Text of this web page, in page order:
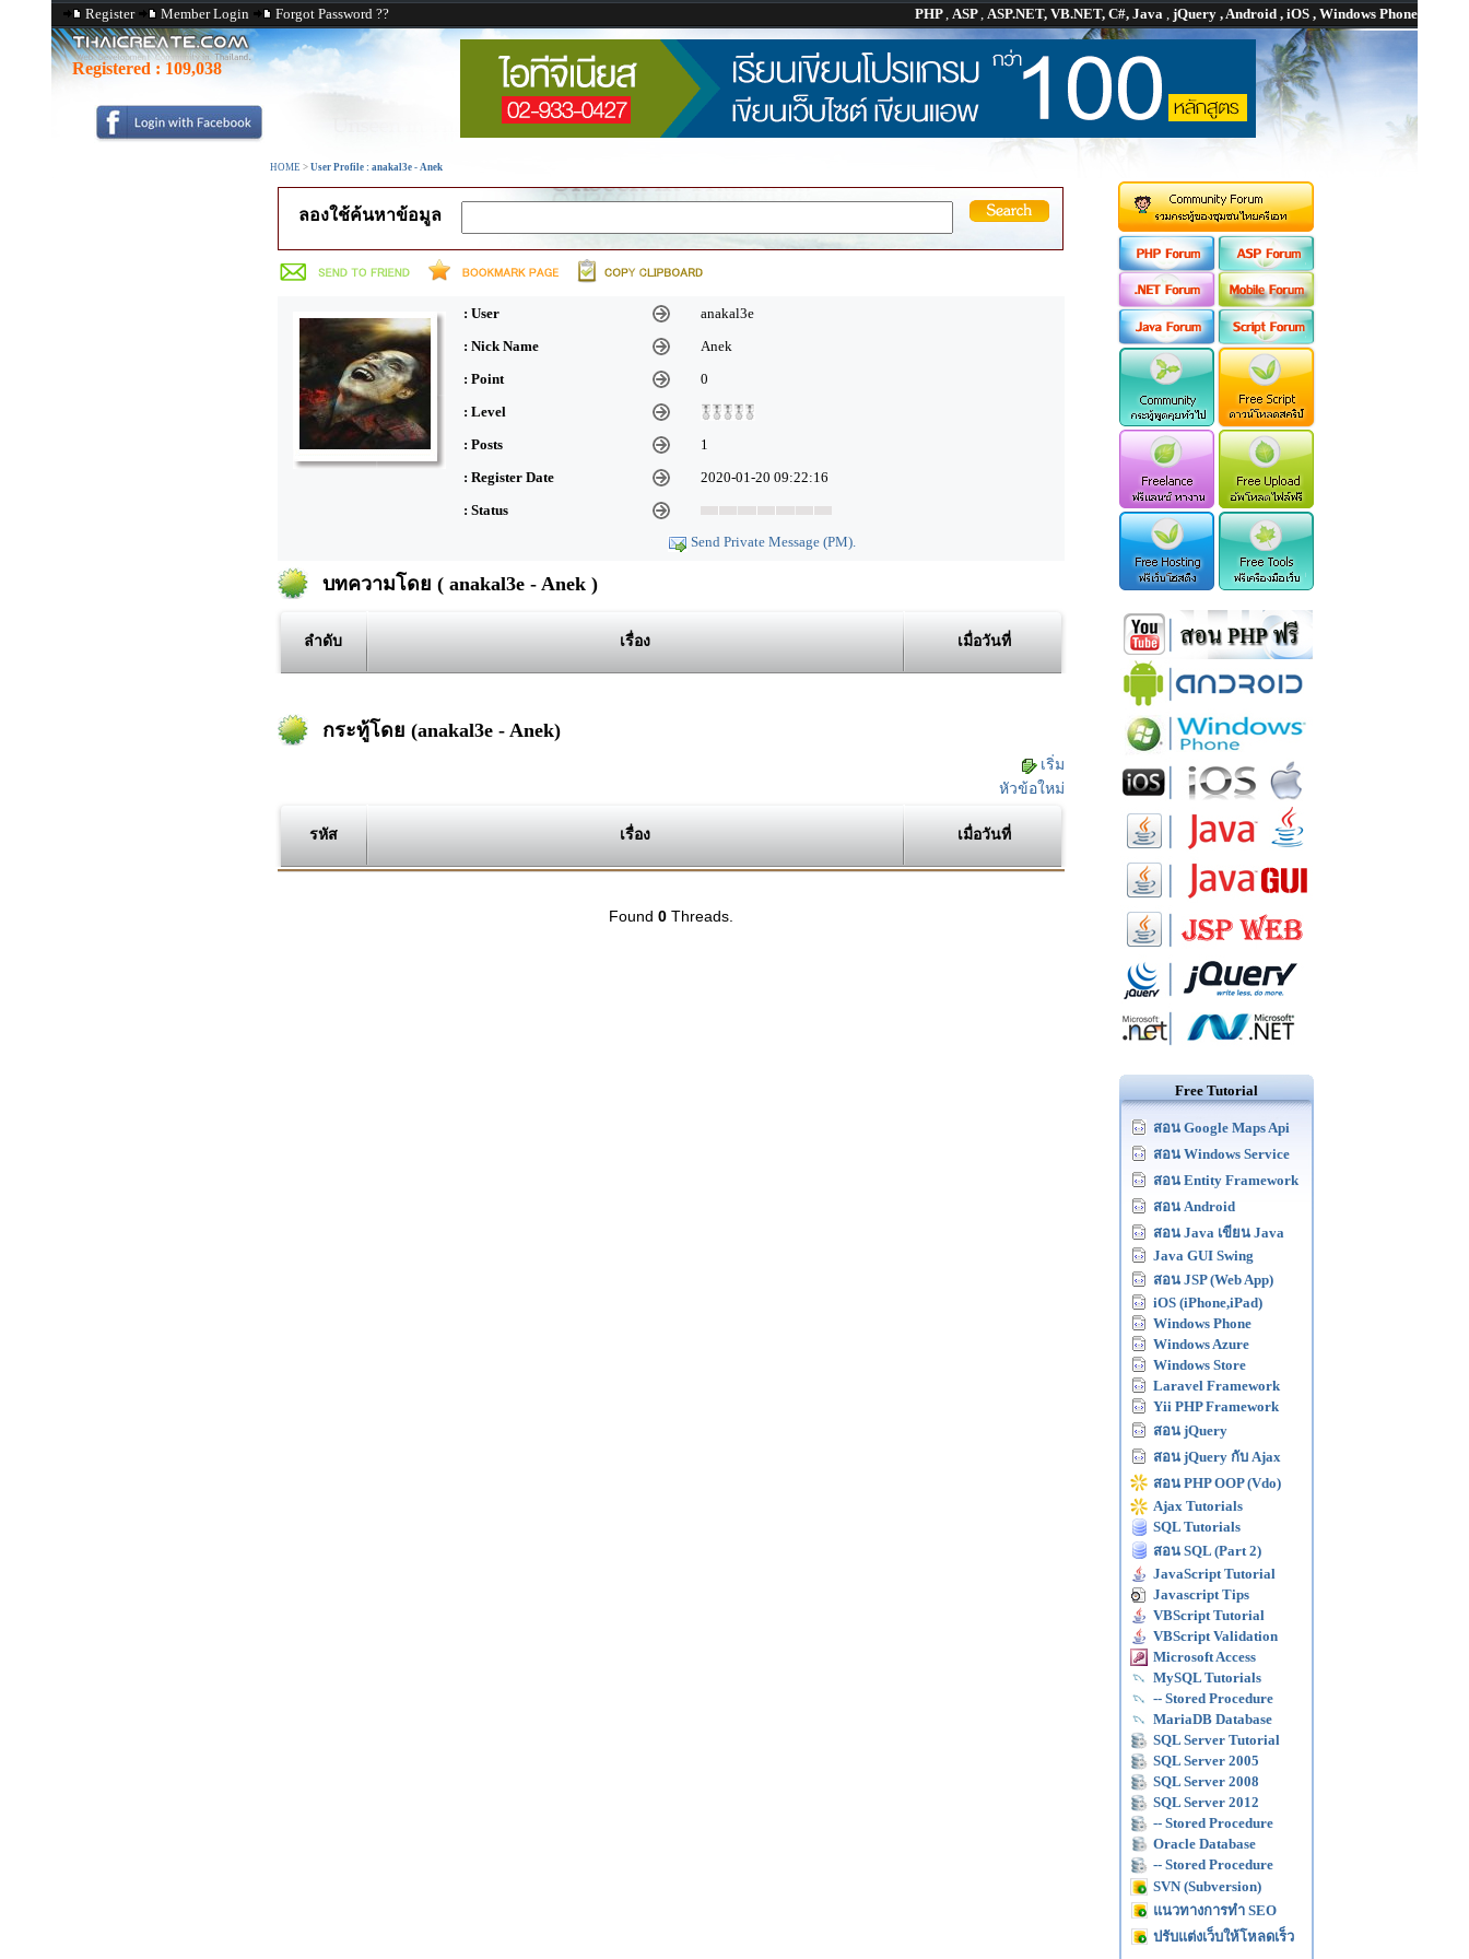
Register Member Login Forgot Password ?? PHP, ASP, ASP.NET, VB.NET, C#, Java , jQuery , Android , iOS , Windows Phone
Registered : 109,038
HOME > User Profile : anakal3e - Anek
ลองใช้ค้นหาข้อมูล
: User
anakal3e
: Nick Name
Anek
: Point
0
: Level
: Posts
1
: Register Date
2020-01-20 09:22:16
: Status
Send Private Message (PM).
บทความโดย ( anakal3e - Anek )
ลำดับ เรื่อง เมื่อวันที่
กระทู้โดย (anakal3e - Anek)
เริ่ม
หัวข้อใหม่
รหัส เรื่อง เมื่อวันที่
Found 0 Threads.
Free Tutorial
สอน Google Maps Api
สอน Windows Service
สอน Entity Framework
สอน Android
สอน Java เขียน Java
Java GUI Swing
สอน JSP (Web App)
iOS (iPhone,iPad)
Windows Phone
Windows Azure
Windows Store
Laravel Framework
Yii PHP Framework
สอน jQuery
สอน jQuery กับ Ajax
สอน PHP OOP (Vdo)
Ajax Tutorials
SQL Tutorials
สอน SQL (Part 2)
JavaScript Tutorial
Javascript Tips
VBScript Tutorial
VBScript Validation
Microsoft Access
MySQL Tutorials
-- Stored Procedure
MariaDB Database
SQL Server Tutorial
SQL Server 2005
SQL Server 2008
SQL Server 2012
-- Stored Procedure
Oracle Database
-- Stored Procedure
SVN (Subversion)
แนวทางการทำ SEO
ปรับแต่งเว็บให้โหลดเร็ว